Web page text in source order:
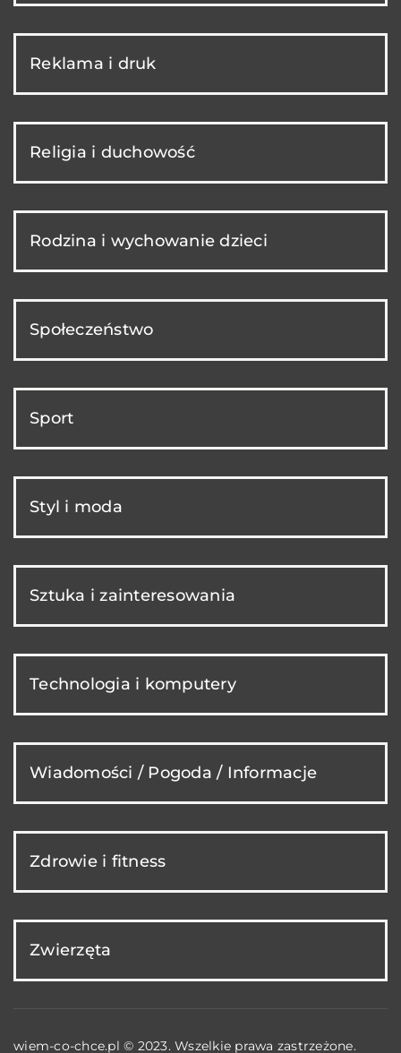
Reklama i druk
Religia i duchowość
Rodzina i wychowanie dzieci
Społeczeństwo
Sport
Styl i moda
Sztuka i zainteresowania
Technologia i komputery
Wiadomości / Pogoda / Informacje
Zdrowie i fitness
Zwierzęta
wiem-co-chce.pl © 2023. Wszelkie prawa zastrzeżone.